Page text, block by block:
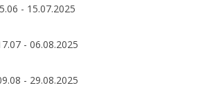
- 15.07.2025
- 06.08.2025
- 29.08.2025